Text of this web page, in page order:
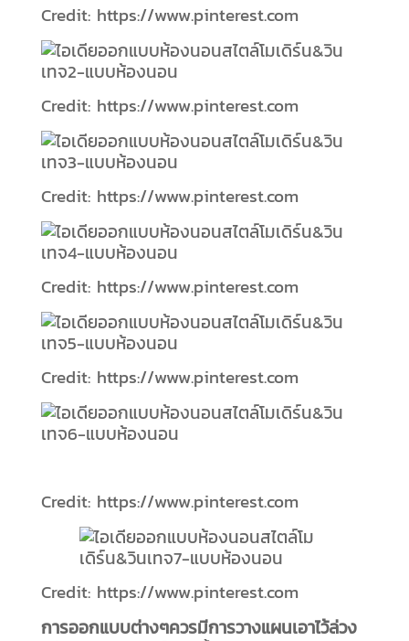
Credit: https://www.pinterest.com
Credit: https://www.pinterest.com
Credit: https://www.pinterest.com
Credit: https://www.pinterest.com
Credit: https://www.pinterest.com
Credit: https://www.pinterest.com
Credit: https://www.pinterest.com
การออกแบบต่างๆควรมีการวางแผนเอาไว้ล่วง